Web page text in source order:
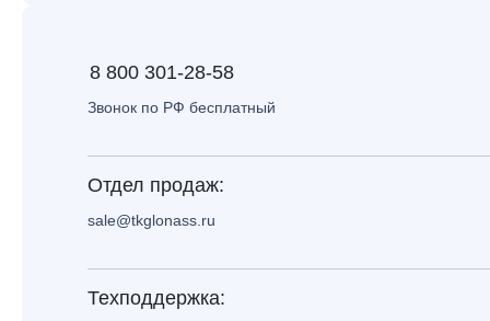
8 800 301-28-58
Звонок по РФ бесплатный
Отдел продаж:
sale@tkglonass.ru
Техподдержка: